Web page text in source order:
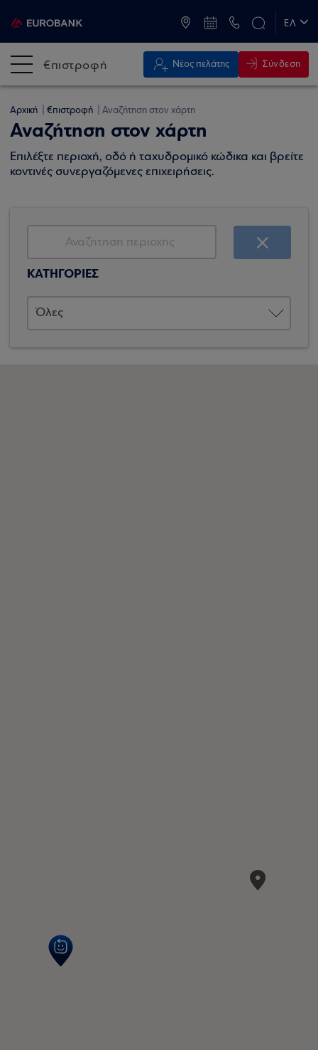
ΕΛ
€πιστροφή Νέος πελάτης Σύνδεση
Αρχική €πιστροφή Αναζήτηση στον χάρτη
Αναζήτηση στον χάρτη
Επιλέξτε περιοχή, οδό ή ταχυδρομικό κώδικα και βρείτε
κοντινές συνεργαζόμενες επιχειρήσεις.
ΚΑΤΗΓΟΡΙΕΣ